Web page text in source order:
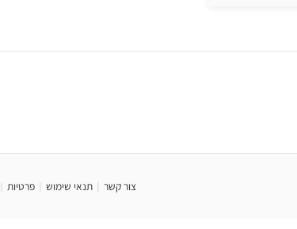
צור קשר | תנאי שימוש | פרטיות |